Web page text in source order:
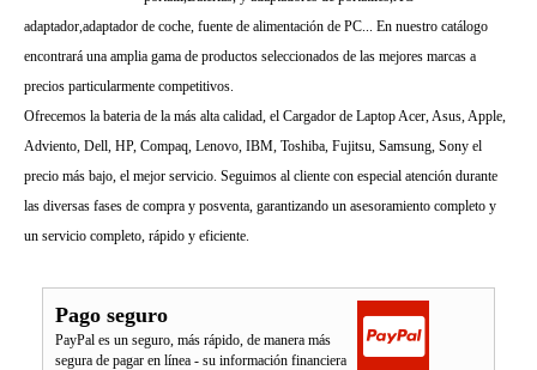
adaptador,adaptador de coche, fuente de alimentación de PC... En nuestro catálogo
encontrará una amplia gama de productos seleccionados de las mejores marcas a
precios particularmente competitivos.
Ofrecemos la bateria de la más alta calidad, el Cargador de Laptop Acer, Asus, Apple,
Adviento, Dell, HP, Compaq, Lenovo, IBM, Toshiba, Fujitsu, Samsung, Sony el
precio más bajo, el mejor servicio. Seguimos al cliente con especial atención durante
las diversas fases de compra y posventa, garantizando un asesoramiento completo y
un servicio completo, rápido y eficiente.
Pago seguro
PayPal es un seguro, más rápido, de manera más
segura de pagar en línea - su información financiera